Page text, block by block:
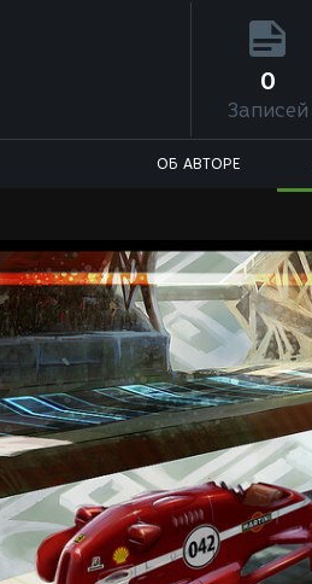
0
Записей
ОБ АВТОРЕ